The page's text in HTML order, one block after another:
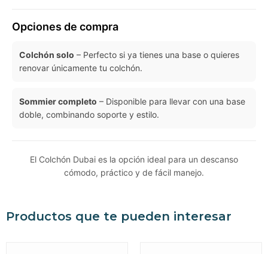
Opciones de compra
Colchón solo – Perfecto si ya tienes una base o quieres
renovar únicamente tu colchón.
Sommier completo – Disponible para llevar con una base
doble, combinando soporte y estilo.
El Colchón Dubai es la opción ideal para un descanso
cómodo, práctico y de fácil manejo.
Productos que te pueden interesar